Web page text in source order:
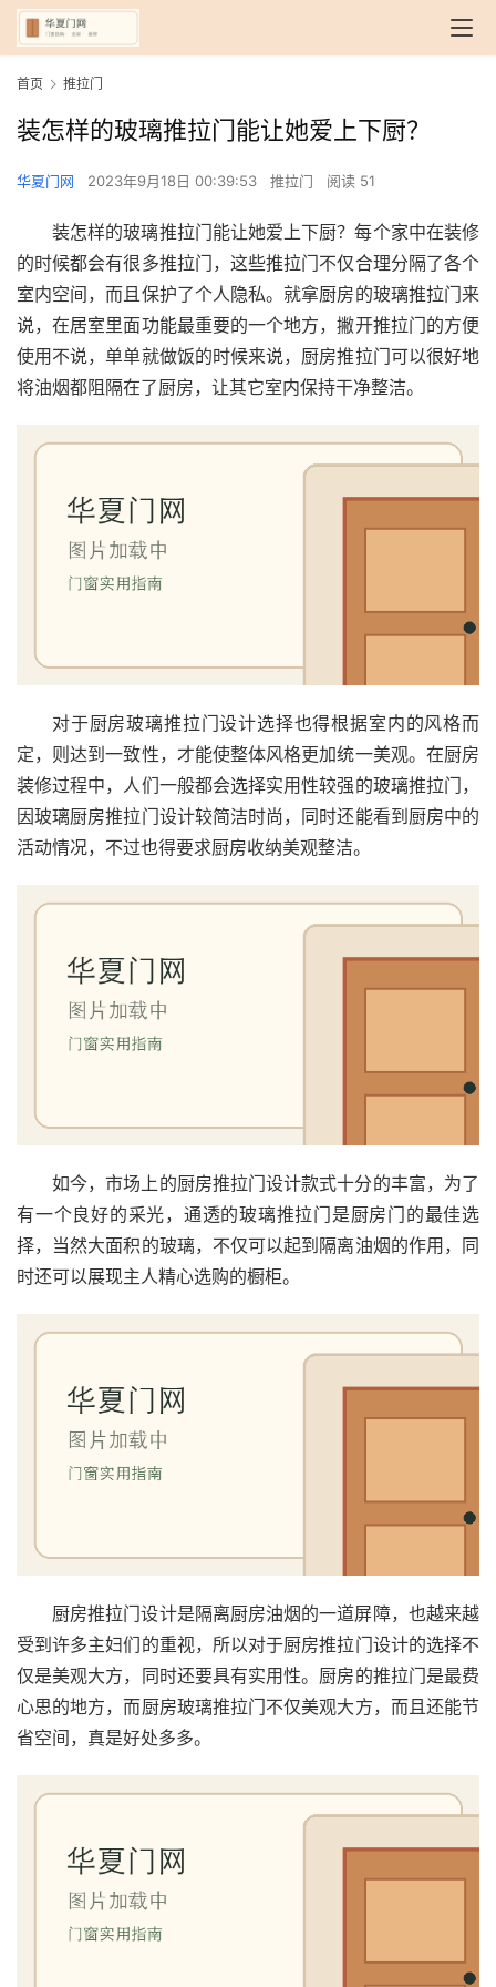
首
首页 推拉门
装怎样的玻璃推拉门能让她爱上下厨？
华夏门网 2023年9月18日 00:39:53 推拉门 阅读 51
装怎样的玻璃推拉门能让她爱上下厨？每个家中在装修
的时候都会有很多推拉门，这些推拉门不仅合理分隔了各个
室内空间，而且保护了个人隐私。就拿厨房的玻璃推拉门来
说，在居室里面功能最重要的一个地方，撇开推拉门的方便
使用不说，单单就做饭的时候来说，厨房推拉门可以很好地
将油烟都阻隔在了厨房，让其它室内保持干净整洁。
对于厨房玻璃推拉门设计选择也得根据室内的风格而
定，则达到一致性，才能使整体风格更加统一美观。在厨房
装修过程中，人们一般都会选择实用性较强的玻璃推拉门，
因玻璃厨房推拉门设计较简洁时尚，同时还能看到厨房中的
活动情况，不过也得要求厨房收纳美观整洁。
如今，市场上的厨房推拉门设计款式十分的丰富，为了
有一个良好的采光，通透的玻璃推拉门是厨房门的最佳选
择，当然大面积的玻璃，不仅可以起到隔离油烟的作用，同
时还可以展现主人精心选购的橱柜。
厨房推拉门设计是隔离厨房油烟的一道屏障，也越来越
受到许多主妇们的重视，所以对于厨房推拉门设计的选择不
仅是美观大方，同时还要具有实用性。厨房的推拉门是最费
心思的地方，而厨房玻璃推拉门不仅美观大方，而且还能节
省空间，真是好处多多。